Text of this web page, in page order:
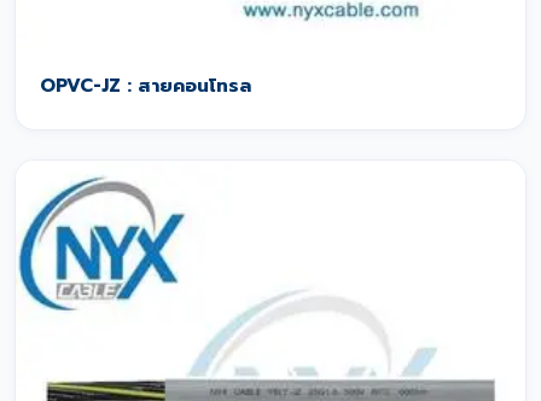
OPVC-JZ : สายคอนโทรล